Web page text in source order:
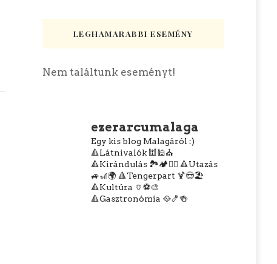
LEGHAMARABBI ESEMÉNY
Nem találtunk eseményt!
ezerarcumalaga
Egy kis blog Malagáról :)
🔺Látnivalók 🕍🕌⛪
🔺Kirándulás 🏞️🏕️🧗‍♀️ 🔺Utazás
🚙🎢🌍 🔺Tengerpart 🍹😎🏖️
🔺Kultúra 🏺⚽🎨
🔺Gasztronómia 🥘🍤🍻